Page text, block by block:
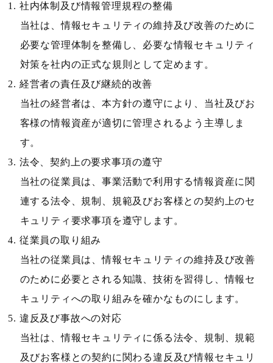
社内体制及び情報管理規程の整備
当社は、情報セキュリティの維持及び改善のために
必要な管理体制を整備し、必要な情報セキュリティ
対策を社内の正式な規則として定めます。
経営者の責任及び継続的改善
当社の経営者は、本方針の遵守により、当社及びお
客様の情報資産が適切に管理されるよう主導しま
す。
法令、契約上の要求事項の遵守
当社の従業員は、事業活動で利用する情報資産に関
連する法令、規制、規範及びお客様との契約上のセ
キュリティ要求事項を遵守します。
従業員の取り組み
当社の従業員は、情報セキュリティの維持及び改善
のために必要とされる知識、技術を習得し、情報セ
キュリティへの取り組みを確かなものにします。
違反及び事故への対応
当社は、情報セキュリティに係る法令、規制、規範
及びお客様との契約に関わる違反及び情報セキュリ